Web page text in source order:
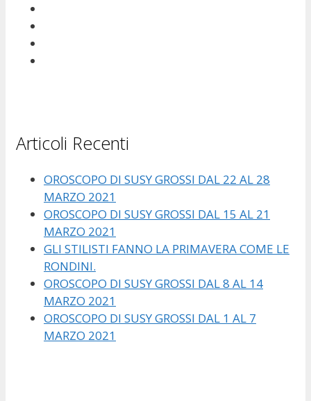
Articoli Recenti
OROSCOPO DI SUSY GROSSI DAL 22 AL 28
MARZO 2021
OROSCOPO DI SUSY GROSSI DAL 15 AL 21
MARZO 2021
GLI STILISTI FANNO LA PRIMAVERA COME LE
RONDINI.
OROSCOPO DI SUSY GROSSI DAL 8 AL 14
MARZO 2021
OROSCOPO DI SUSY GROSSI DAL 1 AL 7
MARZO 2021